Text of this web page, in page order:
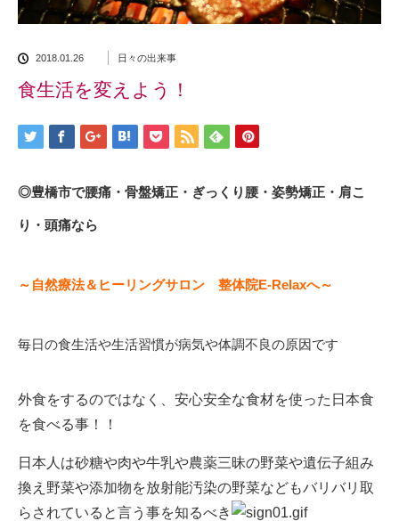
2018.01.26 日々の出来事
食生活を変えよう！
◎豊橋市で腰痛・骨盤矯正・ぎっくり腰・姿勢矯正・肩こ
り・頭痛なら
～自然療法＆ヒーリングサロン 整体院E-Relaxへ～
毎日の食生活や生活習慣が病気や体調不良の原因です
外食をするのではなく、安心安全な食材を使った日本食
を食べる事！！
日本人は砂糖や肉や牛乳や農薬三昧の野菜や遺伝子組み
換え野菜や添加物を放射能汚染の野菜などもバリバリ取
らされていると言う事を知るべき